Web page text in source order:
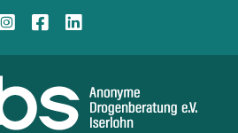
Instagram
Facebook